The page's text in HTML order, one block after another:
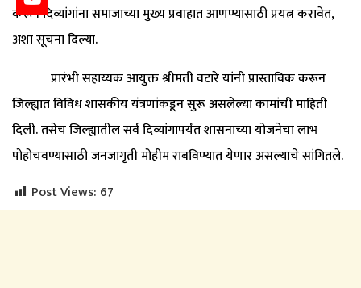
करून दिव्यांगांना समाजाच्या मुख्य प्रवाहात आणण्यासाठी प्रयत्न करावेत,
अशा सूचना दिल्या.
प्रारंभी सहाय्यक आयुक्त श्रीमती वटारे यांनी प्रास्ताविक करून
जिल्ह्यात विविध शासकीय यंत्रणांकडून सुरू असलेल्या कामांची माहिती
दिली. तसेच जिल्ह्यातील सर्व दिव्यांगापर्यंत शासनाच्या योजनेचा लाभ
पोहोचवण्यासाठी जनजागृती मोहीम राबविण्यात येणार असल्याचे सांगितले.
Post Views: 67